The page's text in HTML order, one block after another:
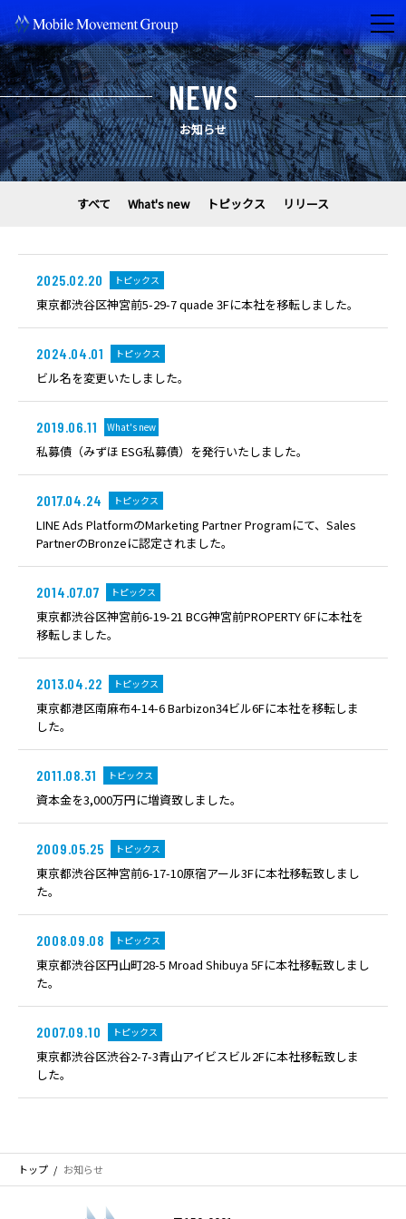
NEWS
お知らせ
すべて What's new トピックス リリース
2025.02.20 トピックス
東京都渋谷区神宮前5-29-7 quade 3Fに本社を移転しました。
2024.04.01 トピックス
ビル名を変更いたしました。
2019.06.11 What's new
私募債（みずほ ESG私募債）を発行いたしました。
2017.04.24 トピックス
LINE Ads PlatformのMarketing Partner Programにて、Sales
PartnerのBronzeに認定されました。
2014.07.07 トピックス
東京都渋谷区神宮前6-19-21 BCG神宮前PROPERTY 6Fに本社を
移転しました。
2013.04.22 トピックス
東京都港区南麻布4-14-6 Barbizon34ビル6Fに本社を移転しま
した。
2011.08.31 トピックス
資本金を3,000万円に増資致しました。
2009.05.25 トピックス
東京都渋谷区神宮前6-17-10原宿アール3Fに本社移転致しまし
た。
2008.09.08 トピックス
東京都渋谷区円山町28-5 Mroad Shibuya 5Fに本社移転致しまし
た。
2007.09.10 トピックス
東京都渋谷区渋谷2-7-3青山アイビスビル2Fに本社移転致しま
した。
トップ お知らせ